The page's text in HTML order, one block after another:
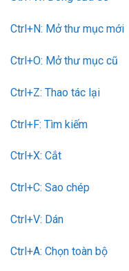
Ctrl+N: Mở thư mục mới
Ctrl+O: Mở thư mục cũ
Ctrl+Z: Thao tác lại
Ctrl+F: Tìm kiếm
Ctrl+X: Cắt
Ctrl+C: Sao chép
Ctrl+V: Dán
Ctrl+A: Chọn toàn bộ